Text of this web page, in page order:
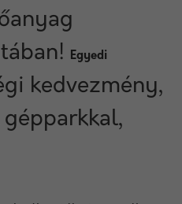
Egyedi
kedvezmény,